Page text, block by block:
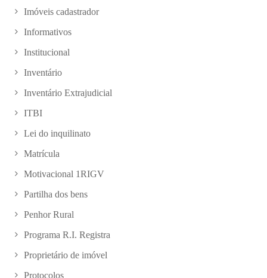
Imóveis cadastrador
Informativos
Institucional
Inventário
Inventário Extrajudicial
ITBI
Lei do inquilinato
Matrícula
Motivacional 1RIGV
Partilha dos bens
Penhor Rural
Programa R.I. Registra
Proprietário de imóvel
Protocolos